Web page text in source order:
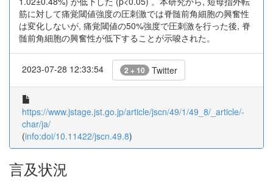
筋に対して痛覚閾値強度の圧刺激では脊髄前角細胞の興奮性
は変化しないが, 痛覚閾値の50%強度で圧刺激を行った後, 脊
髄前角細胞の興奮性が低下することが示唆された。
2023-07-28 12:33:54 2 + 10 Twitter
https://www.jstage.jst.go.jp/article/jscn/49/1/49_8/_article/-
char/ja/
(info:doi/10.11422/jscn.49.8)
言及状況